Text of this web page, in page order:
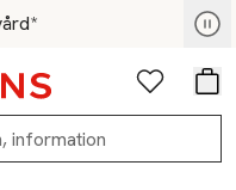
nu
Favoriter